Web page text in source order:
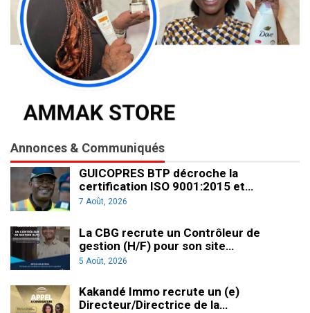
Annonces & Communiqués
GUICOPRES BTP décroche la
certification ISO 9001:2015 et…
7 Août, 2026
La CBG recrute un Contrôleur de
gestion (H/F) pour son site…
5 Août, 2026
Kakandé Immo recrute un (e)
Directeur/Directrice de la…